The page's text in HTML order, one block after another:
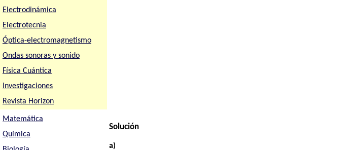
Electrodinámica
Electrotecnia
Óptica-electromagnetismo
Ondas sonoras y sonido
Física Cuántica
Investigaciones
Revista Horizon
Matemática
Química
Solución
a)